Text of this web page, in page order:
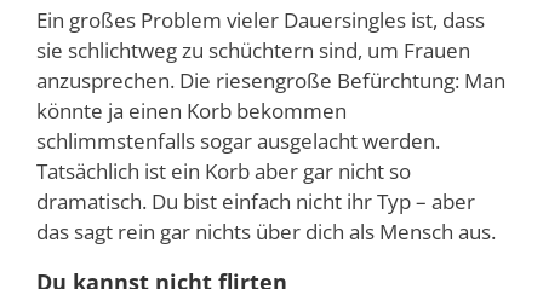
Ein großes Problem vieler Dauersingles ist, dass
sie schlichtweg zu schüchtern sind, um Frauen
anzusprechen. Die riesengroße Befürchtung: Man
könnte ja einen Korb bekommen
schlimmstenfalls sogar ausgelacht werden.
Tatsächlich ist ein Korb aber gar nicht so
dramatisch. Du bist einfach nicht ihr Typ – aber
das sagt rein gar nichts über dich als Mensch aus.
Du kannst nicht flirten